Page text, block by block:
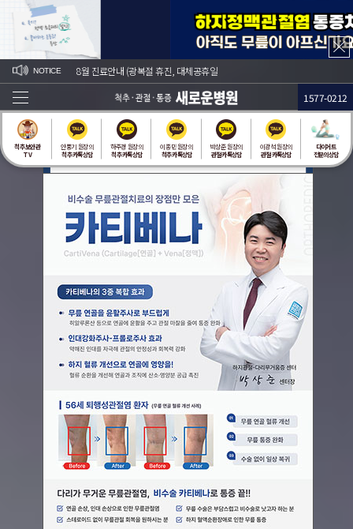
한 번에 닫기
24시간 동안 다시 열람하지 않습니다. 닫기
24시간 동안 다시 열람하지 않습니다.
NOTICE
8월 진료안내 (광복절 휴진, 대체공휴일
정상진료)
1577-0212
척추 보안관
TV
안풍기 원장의
척추 카톡상담
하주경 원장의
척추 카톡상담
이종민 원장의
척추 카톡상담
박상준 원장의
관절 카톡상담
이광석 원장의
관절 카톡상담
다이어트
전문의상담